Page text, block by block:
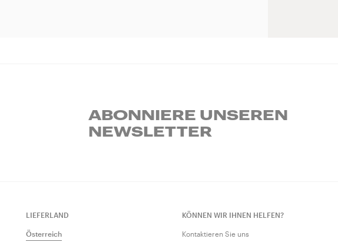
ABONNIERE UNSEREN
NEWSLETTER
LIEFERLAND
Österreich
KÖNNEN WIR IHNEN HELFEN?
Kontaktieren Sie uns